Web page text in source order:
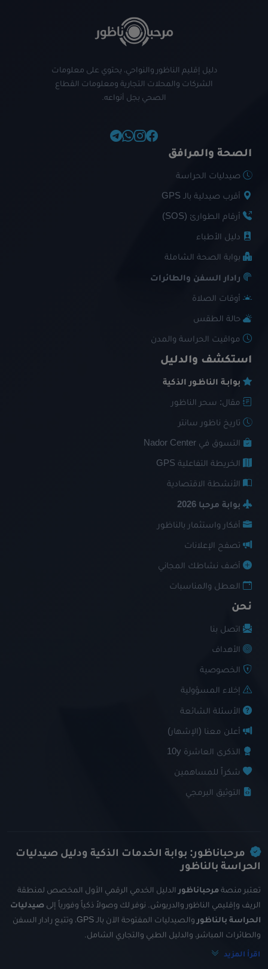
دليل إقليم الناظور والنواحي، يحتوي على معلومات
الشركات والمحلات التجارية ومعلومات القطاع
الصحي بجل أنواعه.
الصحة والمرافق
صيدليات الحراسة
أقرب صيدلية بالـ GPS
أرقام الطوارئ (SOS)
دليل الأطباء
بوابة الصحة الشاملة
رادار السفن والطائرات
أوقات الصلاة
حالة الطقس
مواقيت الحراسة والمدن
استكشف والدليل
بوابـة الناظـور الذكية
مقال: سحر الناظور
تاريخ ناظور سانتر
التسوق في Nador Center
الخريطة التفاعلية GPS
الأنشطة الاقتصادية
بوابة مرحبا 2026
أفكار واستثمار بالناظور
تصفح الإعلانات
أضف نشاطك المجاني
العطل والمناسبات
نحن
اتصل بنا
الأهداف
الخصوصية
إخلاء المسؤولية
الأسئلة الشائعة
أعلن معنا (الإشهار)
الذكرى العاشرة 10y
شكراً للمساهمين
التوثيق البرمجي
مرحباناظور: بوابة الخدمات الذكية ودليل صيدليات
الحراسة بالناظور
تعتبر منصة مرحباناظور الدليل الخدمي الرقمي الأول المخصص لمنطقة
الريف وإقليمي الناظور والدريوش. نوفر لك وصولاً ذكياً وفورياً إلى صيدليات
الحراسة بالناظور
والصيدليات المفتوحة الآن بالـ GPS، وتتبع رادار السفن
والطائرات المباشر، والدليل الطبي والتجاري الشامل.
اقرأ المزيد